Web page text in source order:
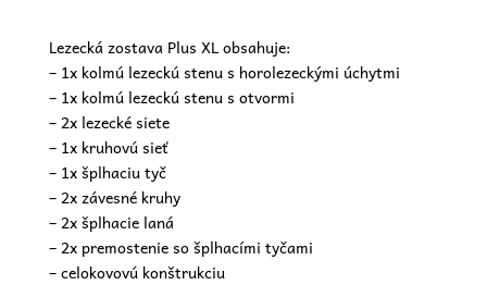
Lezecká zostava Plus XL obsahuje:
– 1x kolmú lezeckú stenu s horolezeckými úchytmi
– 1x kolmú lezeckú stenu s otvormi
– 2x lezecké siete
– 1x kruhovú sieť
– 1x šplhaciu tyč
– 2x závesné kruhy
– 2x šplhacie laná
– 2x premostenie so šplhacími tyčami
– celokovovú konštrukciu